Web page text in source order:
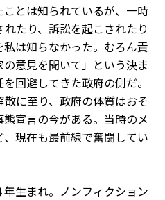
とは知られているが、一時
たり、訴訟を起こされたり
は知らなかった。むろん責
意見を聞いて」という決ま
回避してきた政府の側だ。
に至り、政府の体質はおそ
宣言の今がある。当時のメ
現在も最前線で奮闘してい
生まれ。ノンフィクション